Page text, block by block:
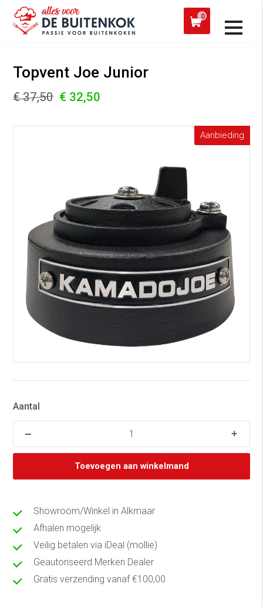
0
werkdag verzonden
Alle producten
Topvent Joe Junior
€ 37,50 € 32,50
Aanbieding
Aantal
Toevoegen aan winkelmand
Showroom/Winkel in Alkmaar
Afhalen mogelijk
Veilig betalen via iDeal (mollie)
Geautoriseerd Merken Dealer
Gratis verzending vanaf €100,00